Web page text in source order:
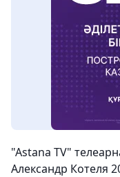
"Astana TV"
Александр Котеля